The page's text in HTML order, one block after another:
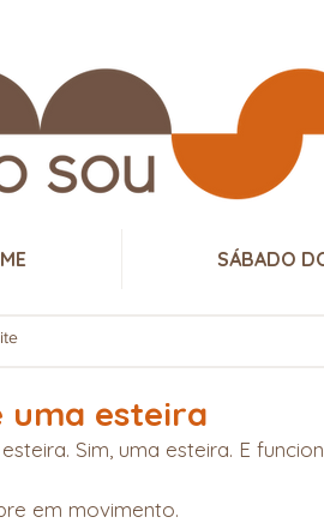
SÁBADO
uma esteira
Sim, uma esteira. E
em movimento.